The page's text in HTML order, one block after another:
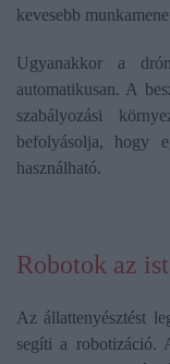
kevesebb
Ugyanakkor a
automatikusan. A
szabályozási
befolyásolja, hogy
használható.
Robotok az
Az állattenyésztést
segíti a robotizáció.